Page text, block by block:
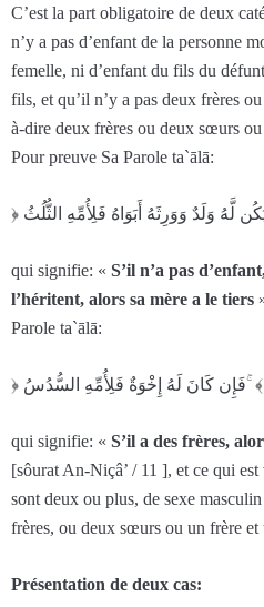
C’est la part obligatoire de deux
n’y a pas d’enfant de la personne
femelle, ni d’enfant du fils du
fils, et qu’il n’y a pas deux frères
à-dire deux frères ou deux sœurs
Pour preuve Sa Parole ta`ālā:
qui signifie: « S’il n’a pas
l’héritent, alors sa mère a le tiers
Parole ta`ālā:
﴿ فَإِن كَانَ لَهُ إِخْوَةٌ فَلِأُمِّهِ السُّدُسُ ۚ ﴾
qui signifie: « S’il a des frères,
[sôurat An-Niçâ’ / 11 ], et ce qui est
sont deux ou plus, de sexe
frères, ou deux sœurs ou un frère
Présentation de deux cas: